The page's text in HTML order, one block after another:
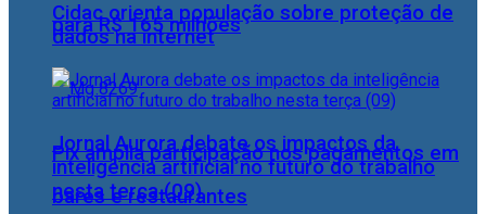
para R$ 165 milhões
Pix amplia participação nos pagamentos em
bares e restaurantes
Cidac orienta população sobre proteção de
dados na internet
Jornal Aurora debate os impactos da
inteligência artificial no futuro do trabalho
nesta terça (09)